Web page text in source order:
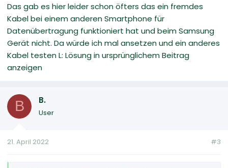
Das gab es hier leider schon öfters das ein fremdes
Kabel bei einem anderen Smartphone für
Datenübertragung funktioniert hat und beim Samsung
Gerät nicht. Da würde ich mal ansetzen und ein anderes
Kabel testen L: Lösung in ursprünglichem Beitrag
anzeigen
B B.
User
21. April 2022 #3